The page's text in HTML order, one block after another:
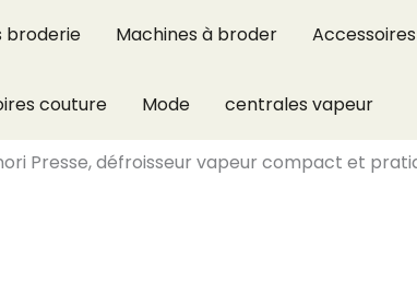
broderie Machines à broder
couture Mode centrales vapeur
Presse, défroisseur vapeur compact et